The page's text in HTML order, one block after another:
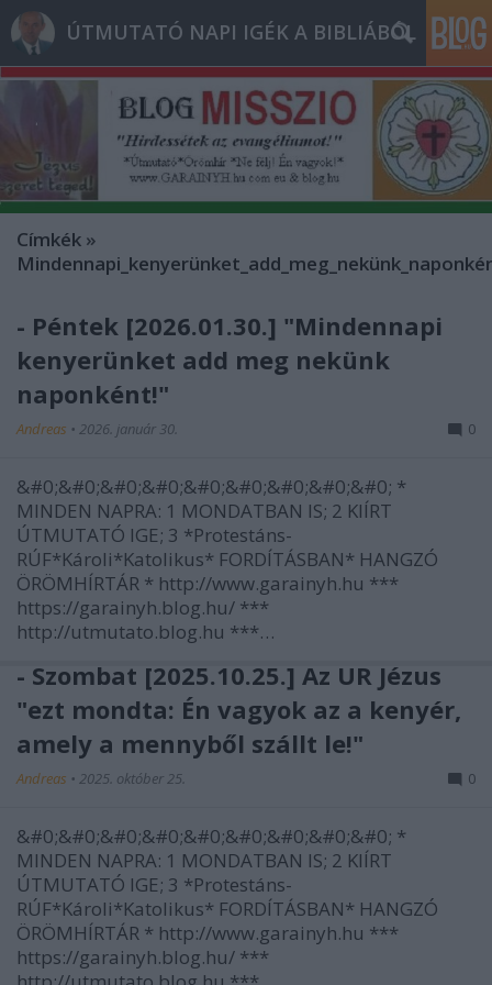
ÚTMUTATÓ NAPI IGÉK A BIBLIÁBÓL
Címkék »
- Péntek [2026.01.30.] "Mindennapi
kenyerünket add meg nekünk
naponként!"
Andreas • 2026. január 30. 0
&#0;&#0;&#0;&#0;&#0;&#0;&#0;&#0;&#0; *
MINDEN NAPRA: 1 MONDATBAN IS; 2 KIÍRT
ÚTMUTATÓ IGE; 3 *Protestáns-
RÚF*Károli*Katolikus* FORDÍTÁSBAN* HANGZÓ
ÖRÖMHÍRTÁR * http://www.garainyh.hu ***
https://garainyh.blog.hu/ ***
http://utmutato.blog.hu ***…
- Szombat [2025.10.25.] Az ÚR Jézus
"ezt mondta: Én vagyok az a kenyér,
amely a mennyből szállt le!"
Andreas • 2025. október 25. 0
&#0;&#0;&#0;&#0;&#0;&#0;&#0;&#0;&#0; *
MINDEN NAPRA: 1 MONDATBAN IS; 2 KIÍRT
ÚTMUTATÓ IGE; 3 *Protestáns-
RÚF*Károli*Katolikus* FORDÍTÁSBAN* HANGZÓ
ÖRÖMHÍRTÁR * http://www.garainyh.hu ***
https://garainyh.blog.hu/ ***